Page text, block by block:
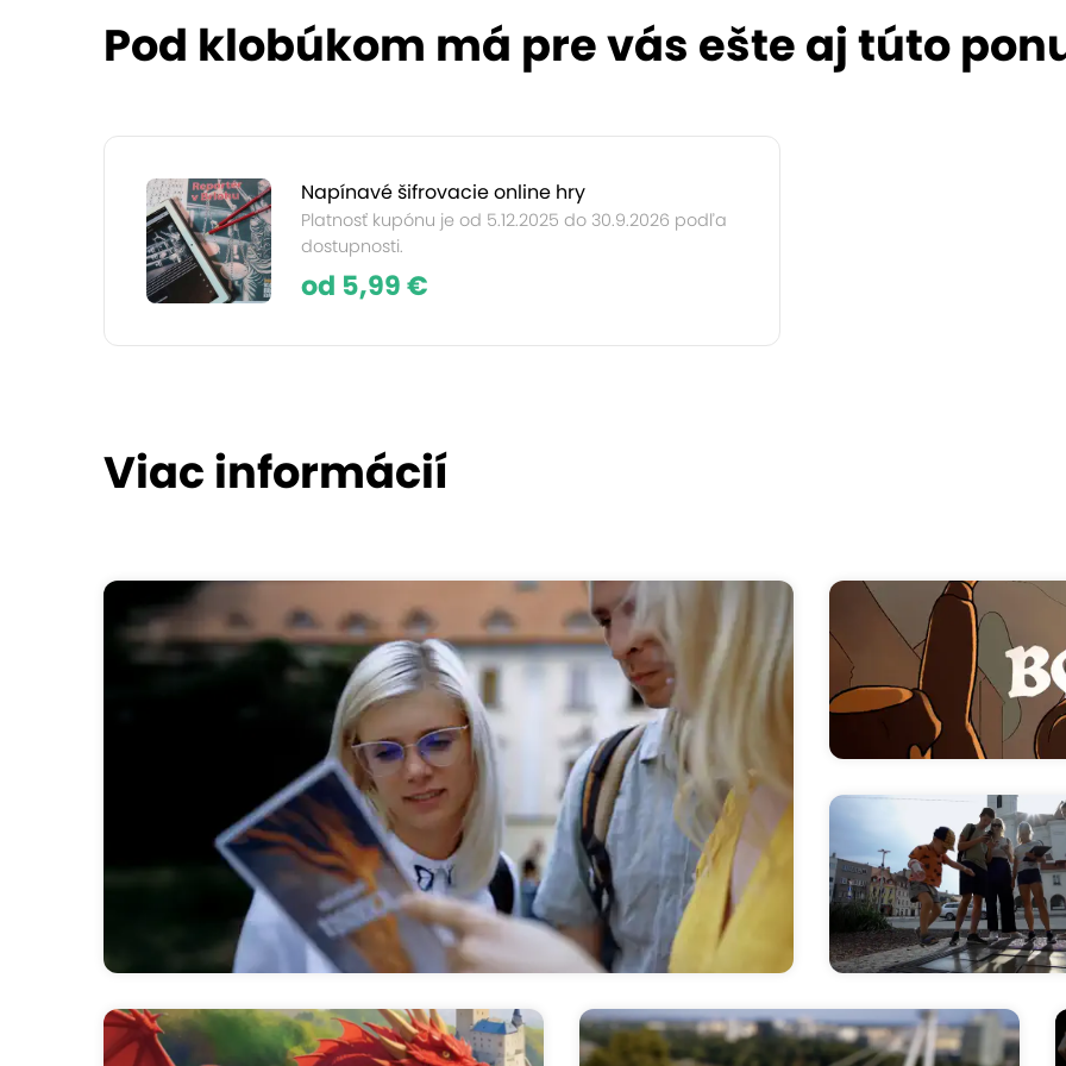
Pod klobúkom má pre vás ešte aj túto
Napínavé šifrovacie online hry
Platnosť kupónu je od 5.12.2025 do 30.9.2026 podľa
dostupnosti.
od 5,99 €
Viac informácií